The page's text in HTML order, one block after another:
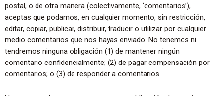
postal, o de otra manera (colectivamente, ‘comentarios’),
aceptas que podamos, en cualquier momento, sin restricción,
editar, copiar, publicar, distribuir, traducir o utilizar por cualquier
medio comentarios que nos hayas enviado. No tenemos ni
tendremos ninguna obligación (1) de mantener ningún
comentario confidencialmente; (2) de pagar compensación por
comentarios; o (3) de responder a comentarios.